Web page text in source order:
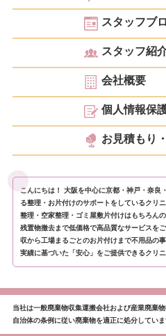
スタッフブ
スタッフ紹
会社概要
個人情報保
お見積もり
こんにちは！ 大阪を中心に京都・神戸・奈良
る整理・お片付けのサポートをしているクリ
整理・空家整理・ゴミ屋敷片付けはもちろん
残置物撤去まで低価格で高品質なサービスを
収から工場まるごとのお片付けまで不用品の
実績に基づいた「安心」をご提供できるクリニ
当社は一般廃棄物収集運搬会社および産業廃棄
自治体の条例に従い廃棄物を適正に処分していま